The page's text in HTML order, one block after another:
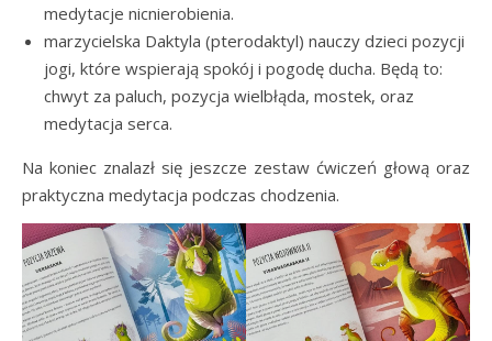
medytacje nicnierobienia.
marzycielska Daktyla (pterodaktyl) nauczy dzieci pozycji
jogi, które wspierają spokój i pogodę ducha. Będą to:
chwyt za paluch, pozycja wielbłąda, mostek, oraz
medytacja serca.
Na koniec znalazł się jeszcze zestaw ćwiczeń głową oraz
praktyczna medytacja podczas chodzenia.